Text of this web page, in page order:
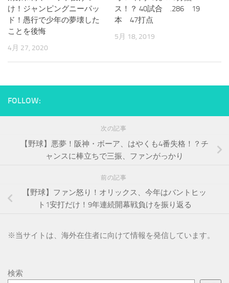
け！ジャンピングニーパッ
ド！愚行で少年の夢壊した
ことを後悔
4月 27, 2020
ス！？ 40試合 .286 19
本 47打点
5月 18, 2019
FOLLOW:
次の記事
【野球】悪夢！阪神・ボーア、はやくも4番失格！？チ
ャンスに棒立ちで三振、ファンがっかり
前の記事
【野球】ファン怒り！オリックス、今年はバントヒッ
ト1安打だけ！9年連続開幕戦負けを振り返る
※当サイトは、海外在住者に向けて情報を発信しています。
検索